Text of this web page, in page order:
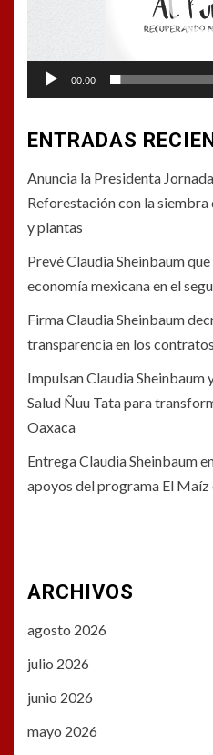
00:00
ENTRADAS
Anuncia la Presidenta
Reforestación con la siembra
y plantas
Prevé Claudia Sheinbaum
economía mexicana en el
Firma Claudia Sheinbaum
transparencia en los
Impulsan Claudia Sheinbaum
Salud Ñuu Tata para
Oaxaca
Entrega Claudia Sheinbaum
apoyos del programa El Maíz
ARCHIVOS
agosto 2026
julio 2026
junio 2026
mayo 2026